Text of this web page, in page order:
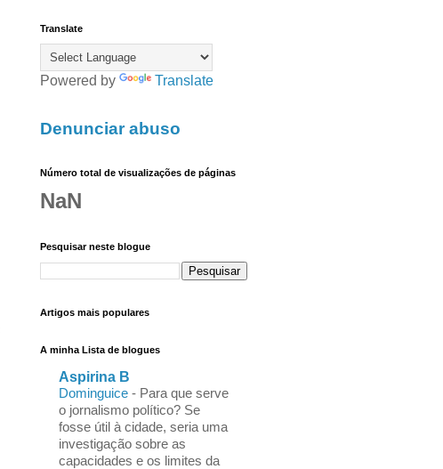
Translate
Powered by Translate
Denunciar abuso
Número total de visualizações de páginas
NaN
Pesquisar neste blogue
Artigos mais populares
A minha Lista de blogues
Aspirina B
Dominguice - Para que serve
o jornalismo político? Se
fosse útil à cidade, seria uma
investigação sobre as
capacidades e os limites da